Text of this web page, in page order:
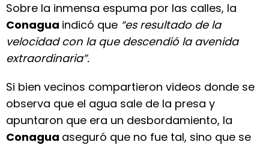
Sobre la inmensa espuma por las calles, la
Conagua indicó que “es resultado de la
velocidad con la que descendió la avenida
extraordinaria”.
Si bien vecinos compartieron videos donde se
observa que el agua sale de la presa y
apuntaron que era un desbordamiento, la
Conagua aseguró que no fue tal, sino que se